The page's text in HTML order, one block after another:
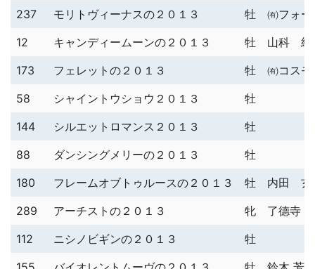
237
モリトヴィーナスの２０１３ 牡
㈲フォ
12
キャンディームーンの２０１３ 牡
山科 統
173
フェレットの２０１３ 牡
㈲コス
58
シャイントウショウ２０１３
牡
144
シルエットロマンス２０１３
牡
88
ダンシングメリーの２０１３
牡
180
フレームオブトゥルースの２０１３ 牡
内田 玄
289
アーチストの２０１３ 牝
了德寺
112
ニシノビギンの２０１３
牡